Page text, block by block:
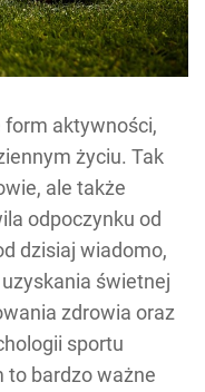
form aktywności,
życiu. Tak
ale także
odpoczynku od
dzisiaj wiadomo,
świetnej
zdrowia oraz
sportu
to bardzo ważne